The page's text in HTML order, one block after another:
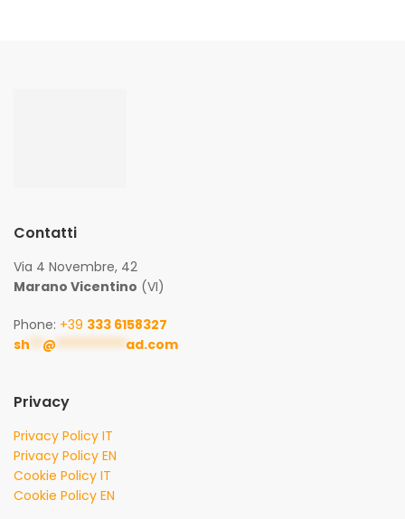
Contatti
Via 4 Novembre, 42
Marano Vicentino (VI)
Phone: +39 333 6158327
sh ** @ *********** ad.com
Privacy
Privacy Policy IT
Privacy Policy EN
Cookie Policy IT
Cookie Policy EN